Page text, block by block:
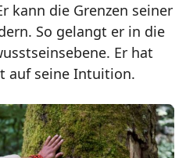
kann die Grenzen seiner
So gelangt er in die
Er hat
auf seine Intuition.